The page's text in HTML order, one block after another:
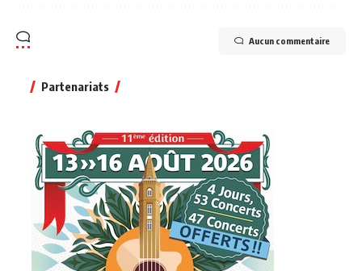
Aucun commentaire
Partenariats